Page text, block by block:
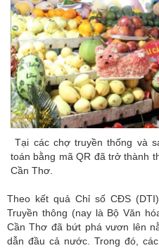
Tại các chợ truyền thống và
toán bằng mã QR đã trở thành
Cần Thơ.
Theo kết quả Chỉ số CĐS
Truyền thông (nay là Bộ Văn
Cần Thơ đã bứt phá vươn lên
dẫn đầu cả nước. Trong đó,